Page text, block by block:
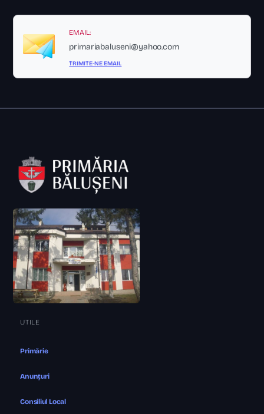
EMAIL:
primariabaluseni@yahoo.com
TRIMITE-NE EMAIL
UTILE
Primărie
Anunțuri
Consiliul Local